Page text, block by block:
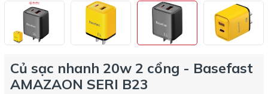
Củ sạc nhanh 20w 2 cổng - Basefast
AMAZAON SERI B23